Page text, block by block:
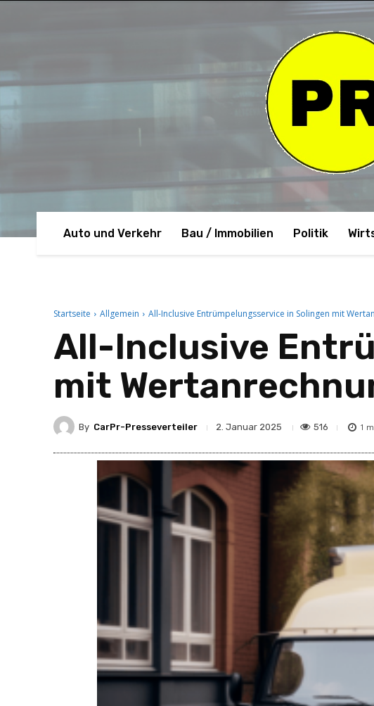
Auto und Verkehr Bau / Immobilien Politik
Startseite Allgemein All-Inclusive Entrümpelungsservice in Solingen mit
All-Inclusive
mit
By CarPr-Presseverteiler 2. Januar 2025 516 1